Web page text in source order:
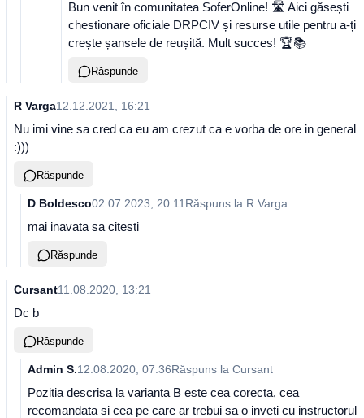
Bun venit în comunitatea SoferOnline! 🛣️ Aici găsești
chestionare oficiale DRPCIV și resurse utile pentru a-ți
crește șansele de reușită. Mult succes! 🏆📚
Răspunde
R Varga12.12.2021, 16:21
Nu imi vine sa cred ca eu am crezut ca e vorba de ore in general
:)))
Răspunde
D Boldesco02.07.2023, 20:11 Răspuns la R Varga
mai inavata sa citesti
Răspunde
Cursant11.08.2020, 13:21
Dc b
Răspunde
Admin S.12.08.2020, 07:36Răspuns la Cursant
Pozitia descrisa la varianta B este cea corecta, cea
recomandata si cea pe care ar trebui sa o inveti cu instructorul